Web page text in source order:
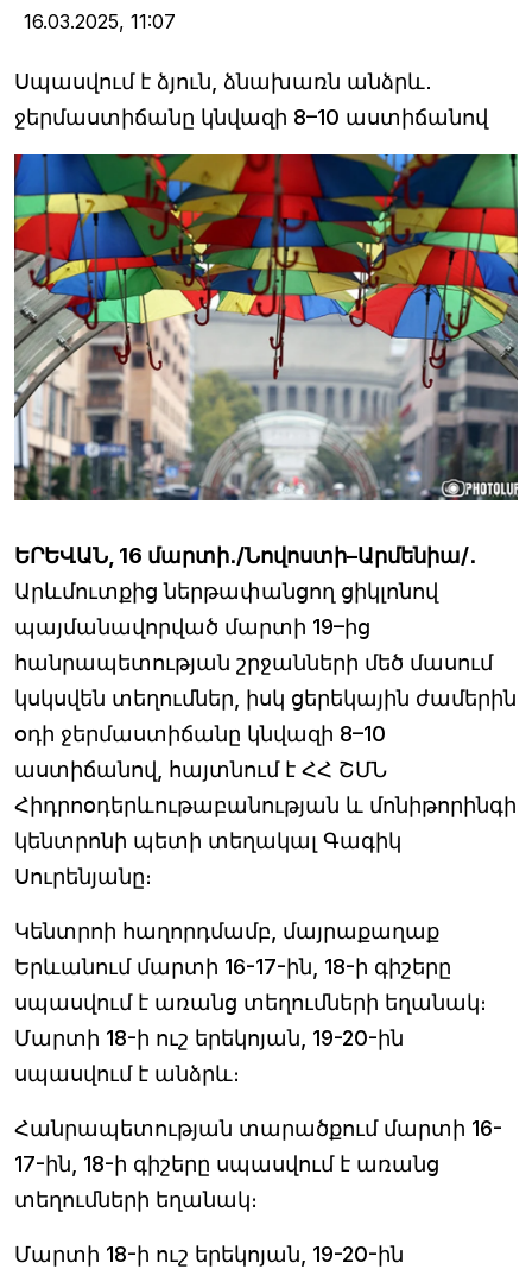
16.03.2025, 11:07
Սպասվում է ձյուն, ձնախառն անձրև․
ջերմաստիճանը կնվազի 8–10 աստիճանով
ԵՐԵՎԱՆ, 16 մարտի․/Նովոստի–Արմենիա/․
Արևմուտքից ներթափանցող ցիկլոնով
պայմանավորված մարտի 19–ից
հանրապետության շրջանների մեծ մասում
կսկսվեն տեղումներ, իսկ ցերեկային ժամերին
օդի ջերմաստիճանը կնվազի 8–10
աստիճանով, հայտնում է ՀՀ ՇՄՆ
Հիդրոօդերևութաբանության և մոնիթորինգի
կենտրոնի պետի տեղակալ Գագիկ
Սուրենյանը։
Կենտրոի հաղորդմամբ, մայրաքաղաք
Երևանում մարտի 16-17-ին, 18-ի գիշերը
սպասվում է առանց տեղումների եղանակ։
Մարտի 18-ի ուշ երեկոյան, 19-20-ին
սպասվում է անձրև։
Հանրապետության տարածքում մարտի 16-
17-ին, 18-ի գիշերը սպասվում է առանց
տեղումների եղանակ։
Մարտի 18-ի ուշ երեկոյան, 19-20-ին